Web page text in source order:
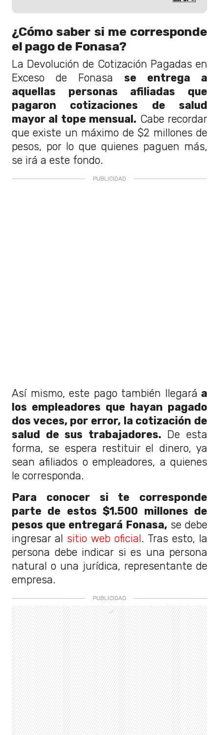
¿Cómo saber si me corresponde
el pago de Fonasa?
La Devolución de Cotización Pagadas en
Exceso de Fonasa se entrega a
aquellas personas afiliadas que
pagaron cotizaciones de salud
mayor al tope mensual. Cabe recordar
que existe un máximo de $2 millones de
pesos, por lo que quienes paguen más,
se irá a este fondo.
Así mismo, este pago también llegará a
los empleadores que hayan pagado
dos veces, por error, la cotización de
salud de sus trabajadores. De esta
forma, se espera restituir el dinero, ya
sean afiliados o empleadores, a quienes
le corresponda.
Para conocer si te corresponde
parte de estos $1.500 millones de
pesos que entregará Fonasa, se debe
ingresar al sitio web oficial. Tras esto, la
persona debe indicar si es una persona
natural o una jurídica, representante de
empresa.